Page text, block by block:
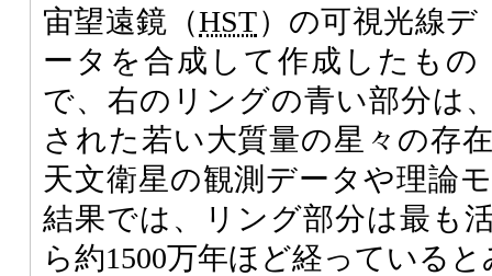
宙望遠鏡（HST）の可視光線デ
ータを合成して作成したもの
で、右のリングの青い部分は
された若い大質量の星々の存
天文衛星の観測データや理論
結果では、リング部分は最も
ら約1500万年ほど経っている